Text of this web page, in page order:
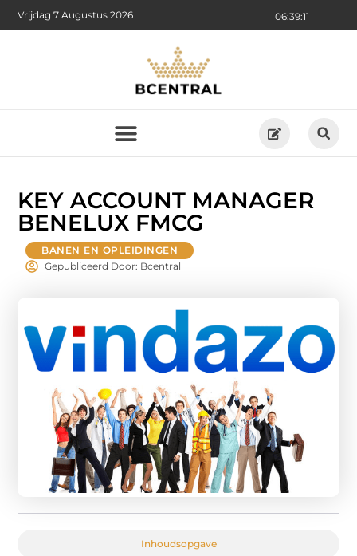
06:39:12
Vrijdag 7 Augustus 2026
KEY ACCOUNT MANAGER
BENELUX FMCG
BANEN EN OPLEIDINGEN
Gepubliceerd Door: Bcentral
Inhoudsopgave